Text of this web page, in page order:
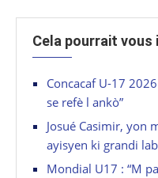
Cela pourrait
Concacaf U-17
se refè l ankò”
Josué Casimir, yon
ayisyen ki grandi
Mondial U17 : “M